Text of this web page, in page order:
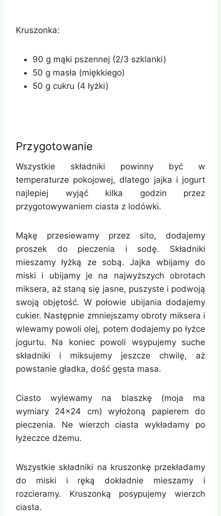
Kruszonka:
90 g mąki pszennej (2/3 szklanki)
50 g masła (miękkiego)
50 g cukru (4 łyżki)
Przygotowanie
Wszystkie składniki powinny być w
temperaturze pokojowej, dlatego jajka i jogurt
najlepiej wyjąć kilka godzin przez
przygotowywaniem ciasta z lodówki.
Mąkę przesiewamy przez sito, dodajemy
proszek do pieczenia i sodę. Składniki
mieszamy łyżką ze sobą. Jajka wbijamy do
miski i ubijamy je na najwyższych obrotach
miksera, aż staną się jasne, puszyste i podwoją
swoją objętość. W połowie ubijania dodajemy
cukier. Następnie zmniejszamy obroty miksera i
wlewamy powoli olej, potem dodajemy po łyżce
jogurtu. Na koniec powoli wsypujemy suche
składniki i miksujemy jeszcze chwilę, aż
powstanie gładka, dość gęsta masa.
Ciasto wylewamy na blaszkę (moja ma
wymiary 24×24 cm) wyłożoną papierem do
pieczenia. Ne wierzch ciasta wykładamy po
łyżeczce dżemu.
Wszystkie składniki na kruszonkę przekładamy
do miski i ręką dokładnie mieszamy i
rozcieramy. Kruszonką posypujemy wierzch
ciasta.